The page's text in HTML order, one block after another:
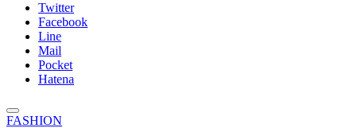
Twitter
Facebook
Line
Mail
Pocket
Hatena
FASHION